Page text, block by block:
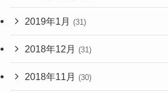
2019年1月 (31)
2018年12月 (31)
2018年11月 (30)